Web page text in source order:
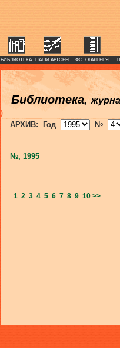
БИБЛИОТЕКА НАШИ АВТОРЫ ФОТОГАЛЕРЕЯ
Библиотека,
)
АРХИВ: Год №
№, 1995
1 2 3 4 5 6 7 8 9 10 >>